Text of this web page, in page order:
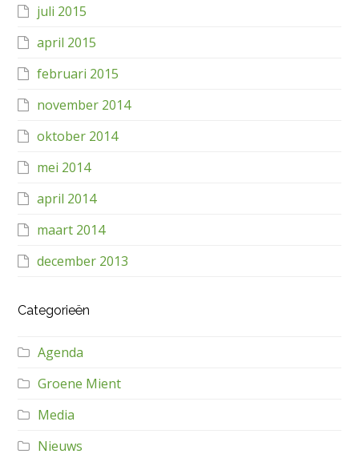
juli 2015
april 2015
februari 2015
november 2014
oktober 2014
mei 2014
april 2014
maart 2014
december 2013
Categorieën
Agenda
Groene Mient
Media
Nieuws